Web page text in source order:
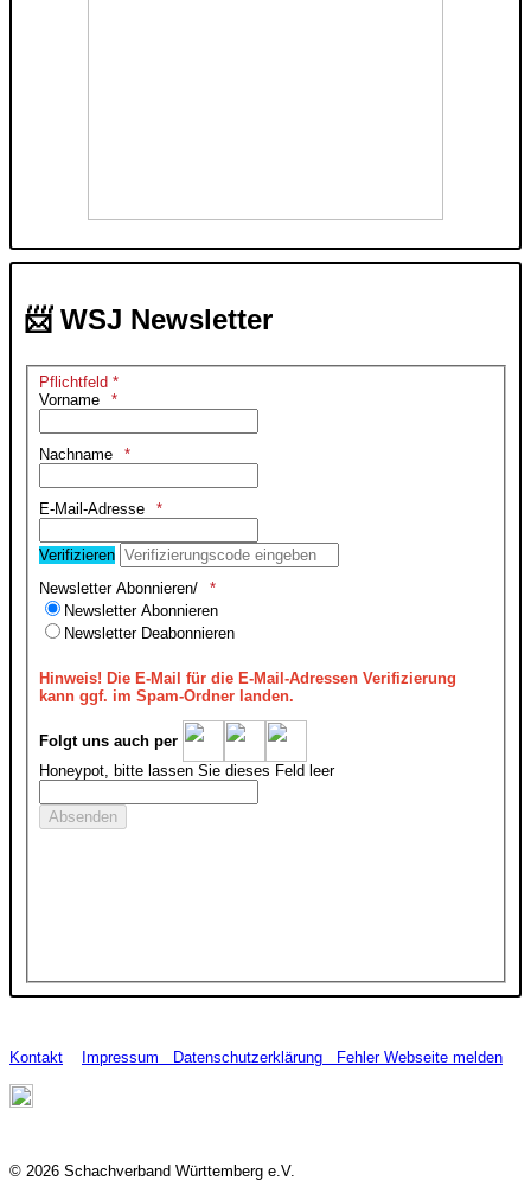
📨 WSJ Newsletter
Pflichtfeld *
Vorname
Nachname
E-Mail-Adresse
Verifizieren
Newsletter Abonnieren/
Newsletter Abonnieren
Newsletter Deabonnieren
Hinweis! Die E-Mail für die E-Mail-Adressen Verifizierung
kann ggf. im Spam-Ordner landen.
Folgt uns auch per
Honeypot, bitte lassen Sie dieses Feld leer
Kontakt Impressum Datenschutzerklärung Fehler Webseite melden
© 2026 Schachverband Württemberg e.V.